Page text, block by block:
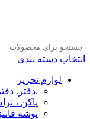
انتخاب دسته بندی
لوازم تحریر
.دفتر.
پاکن ،
پوشه